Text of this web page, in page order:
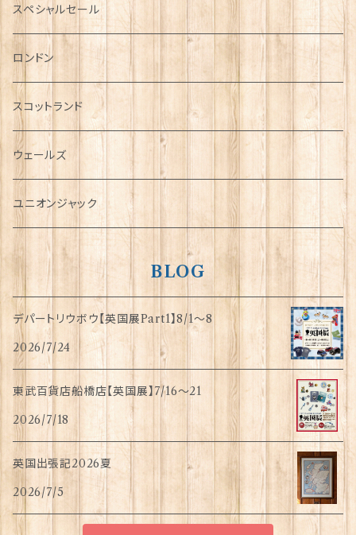
ミニカー
チャーム
犬グッズ
傘
指貫(シンブル)
スペシャルセール
ロンドン
スコットランド
ウェールズ
ユニオンジャック
BLOG
デパートリウボウ【英国展Part1】8/1〜8
2026/7/24
東武百貨店船橋店【英国展】7/16～21
2026/7/18
英国出張記2026夏
2026/7/5